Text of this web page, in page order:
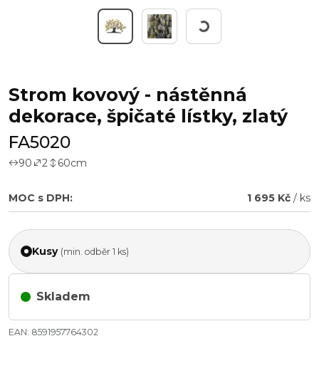
Pracuji...
Strom kovový - nástěnná
dekorace, špičaté lístky, zlatý
FA5020
90 2 60cm
MOC s DPH: 1 695 Kč / ks
Kusy (min. odběr 1 ks)
Skladem
EAN: 8591957764302